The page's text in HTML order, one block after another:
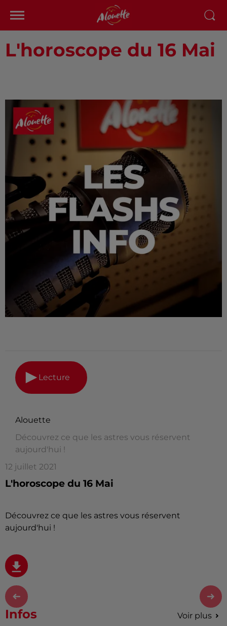
L'horoscope du 16 Mai
Lecture
Alouette
Découvrez ce que les astres vous réservent
aujourd'hui !
12 juillet 2021
L'horoscope du 16 Mai
Découvrez ce que les astres vous réservent
aujourd'hui !
Infos Voir plus